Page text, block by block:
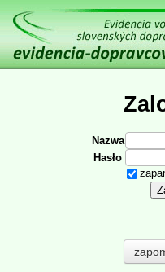
Nazwa
Hasło